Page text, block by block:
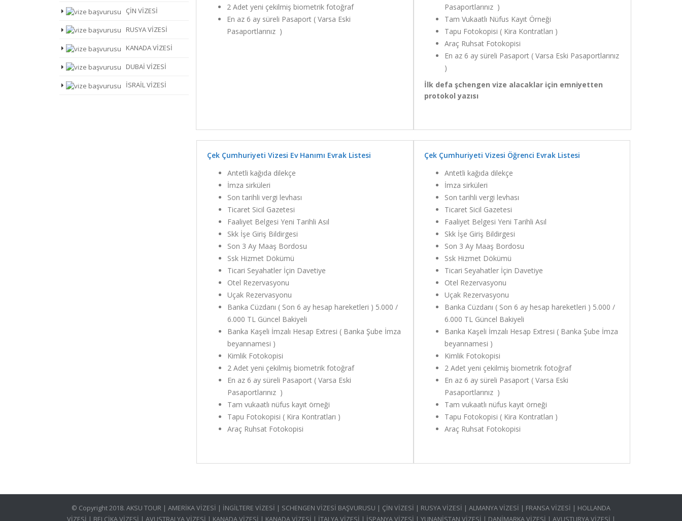
2 Adet yeni çekilmiş biometrik fotoğraf
En az 6 ay süreli Pasaport ( Varsa Eski
Pasaportlarınız )
Pasaportlarınız )
Tam Vukaatlı Nüfus Kayıt Örneği
Tapu Fotokopisi ( Kira Kontratları )
Araç Ruhsat Fotokopisi
En az 6 ay süreli Pasaport ( Varsa Eski Pasaportlarınız
)
İlk defa şchengen vize alacaklar için emniyetten
protokol yazısı
Çek Çumhuriyeti Vizesi Ev Hanımı Evrak Listesi
Antetli kağıda dilekçe
İmza sirküleri
Son tarihli vergi levhası
Ticaret Sicil Gazetesi
Faaliyet Belgesi Yeni Tarihli Asıl
Skk İşe Giriş Bildirgesi
Son 3 Ay Maaş Bordosu
Ssk Hizmet Dökümü
Ticari Seyahatler İçin Davetiye
Otel Rezervasyonu
Uçak Rezervasyonu
Banka Cüzdanı ( Son 6 ay hesap hareketleri ) 5.000 /
6.000 TL Güncel Bakiyeli
Banka Kaşeli İmzalı Hesap Extresi ( Banka Şube İmza
beyannamesi )
Kimlik Fotokopisi
2 Adet yeni çekilmiş biometrik fotoğraf
En az 6 ay süreli Pasaport ( Varsa Eski
Pasaportlarınız )
Tam vukaatlı nüfus kayıt örneği
Tapu Fotokopisi ( Kira Kontratları )
Araç Ruhsat Fotokopisi
Çek Çumhuriyeti Vizesi Öğrenci Evrak Listesi
Antetli kağıda dilekçe
İmza sirküleri
Son tarihli vergi levhası
Ticaret Sicil Gazetesi
Faaliyet Belgesi Yeni Tarihli Asıl
Skk İşe Giriş Bildirgesi
Son 3 Ay Maaş Bordosu
Ssk Hizmet Dökümü
Ticari Seyahatler İçin Davetiye
Otel Rezervasyonu
Uçak Rezervasyonu
Banka Cüzdanı ( Son 6 ay hesap hareketleri ) 5.000 /
6.000 TL Güncel Bakiyeli
Banka Kaşeli İmzalı Hesap Extresi ( Banka Şube İmza
beyannamesi )
Kimlik Fotokopisi
2 Adet yeni çekilmiş biometrik fotoğraf
En az 6 ay süreli Pasaport ( Varsa Eski
Pasaportlarınız )
Tam vukaatlı nüfus kayıt örneği
Tapu Fotokopisi ( Kira Kontratları )
Araç Ruhsat Fotokopisi
ÇİN VİZESİ
RUSYA VİZESİ
KANADA VİZESİ
DUBAİ VİZESİ
İSRAİL VİZESİ
© Copyright 2018. AKSU TOUR | AMERİKA VİZESİ | İNGİLTERE VİZESİ | SCHENGEN VİZESİ BAŞVURUSU | ÇİN VİZESİ | RUSYA VİZESİ | ALMANYA VİZESİ | FRANSA VİZESİ | HOLLANDA
VİZESİ | BELÇİKA VİZESİ | AVUSTRALYA VİZESİ | KANADA VİZESİ | KANADA VİZESİ | İTALYA VİZESİ | İSPANYA VİZESİ | YUNANİSTAN VİZESİ | DANİMARKA VİZESİ | AVUSTURYA VİZESİ |